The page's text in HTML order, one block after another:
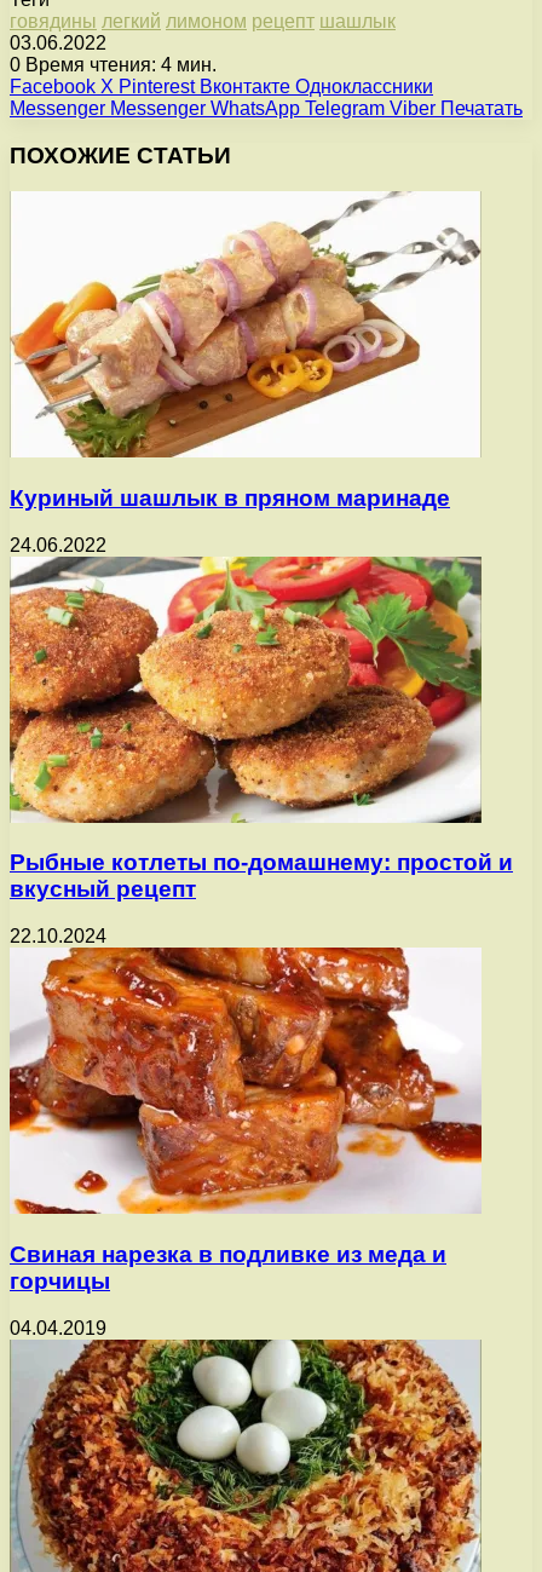
говядины легкий лимоном рецепт шашлык
03.06.2022
0 Время чтения: 4 мин.
Facebook X Pinterest Вконтакте Одноклассники
Messenger Messenger WhatsApp Telegram Viber Печатать
ПОХОЖИЕ СТАТЬИ
Куриный шашлык в пряном маринаде
24.06.2022
Рыбные котлеты по-домашнему: простой и
вкусный рецепт
22.10.2024
Свиная нарезка в подливке из меда и
горчицы
04.04.2019